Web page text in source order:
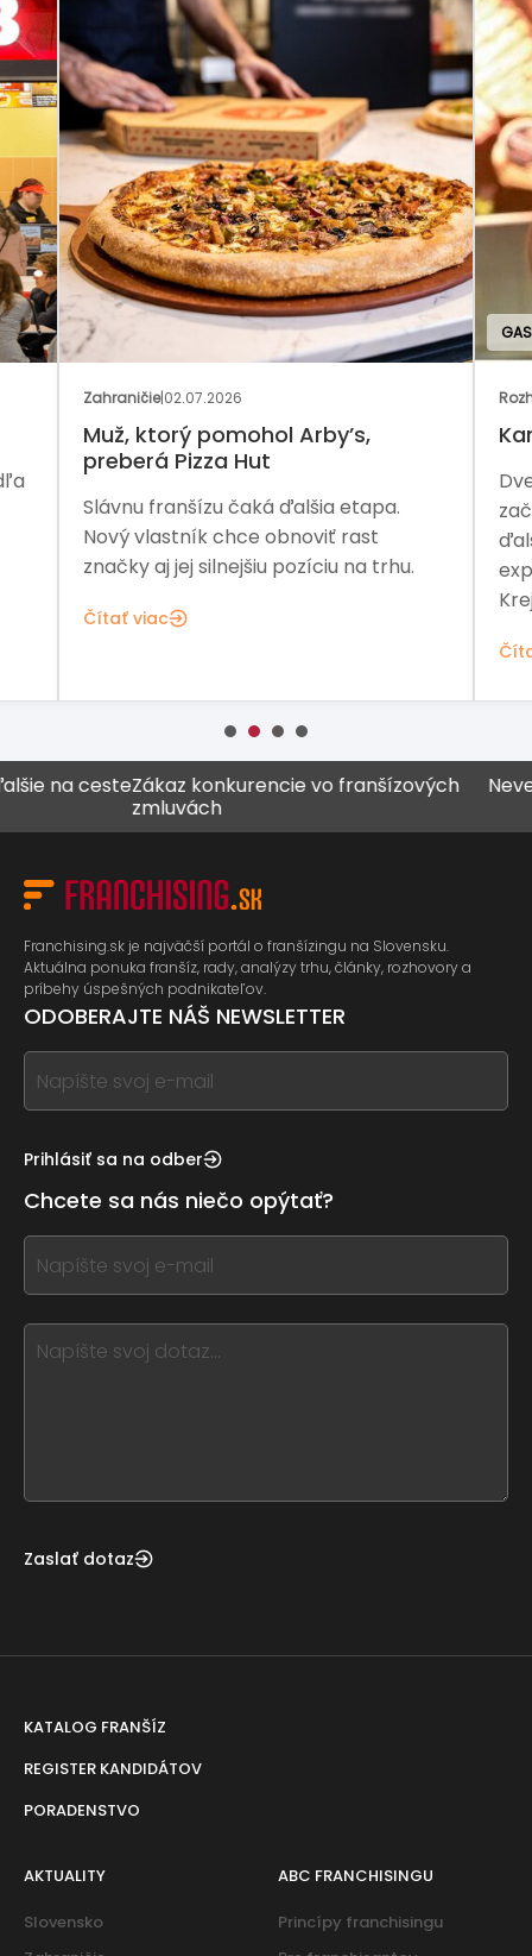
Zahraničie|02.07.2026
Muž, ktorý pomohol Arby’s,
preberá Pizza Hut
Slávnu franšízu čaká ďalšia etapa.
Nový vlastník chce obnoviť rast
značky aj jej silnejšiu pozíciu na trhu.
Čítať viac
cesteZákaz konkurencie vo franšízových
zmluvách
Never
Franchising.sk je najväčší portál o franšízingu na Slovensku.
Aktuálna ponuka franšíz, rady, analýzy trhu, články, rozhovory a
príbehy úspešných podnikateľov.
ODOBERAJTE NÁŠ NEWSLETTER
If
you
this,
this
form
field
blank
Prihlásiť sa na odber
Chcete sa nás niečo opýtať?
If
you
this,
leave
Zaslať dotaz
KATALOG FRANŠÍZ
REGISTER KANDIDÁTOV
PORADENSTVO
AKTUALITY
Slovensko
ABC FRANCHISINGU
Princípy franchisingu